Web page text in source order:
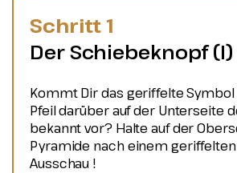
Schritt 1
Der Schiebeknopf (I)
Kommt Dir das geriffelte
Pfeil darüber auf der Unterseite
bekannt vor? Halte auf der
Pyramide nach einem
Ausschau !